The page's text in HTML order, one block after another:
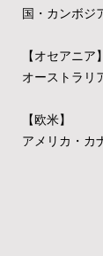
国・カンボジ
【オセアニア】
オーストラリ
【欧米】
アメリカ・カ